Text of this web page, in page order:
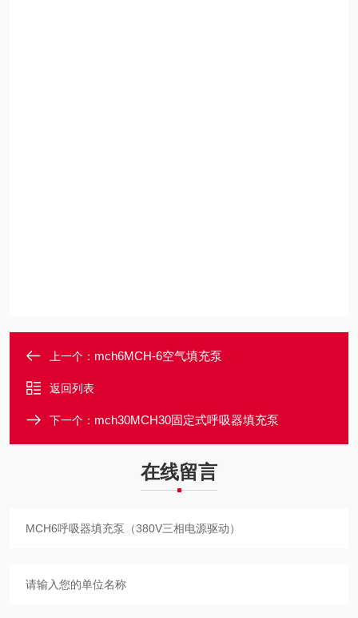
上一个： mch6MCH-6空气填充泵
返回列表
下一个： mch30MCH30固定式呼吸器填充泵
在线留言